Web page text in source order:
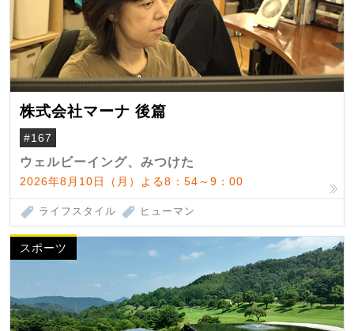
株式会社マーナ 後篇
#167
ウェルビーイング、みつけた
2026年8月10日（月）よる8：54～9：00
ライフスタイル ヒューマン
スポーツ